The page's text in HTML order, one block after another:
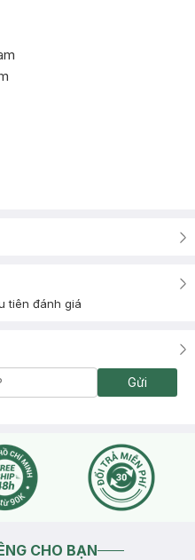
tiên đánh giá
Gửi
CHO BẠN